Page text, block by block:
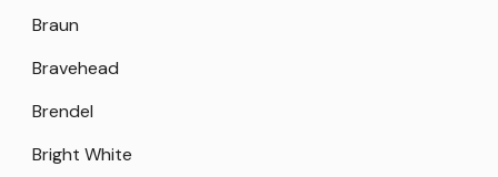
Braun
Bravehead
Brendel
Bright White